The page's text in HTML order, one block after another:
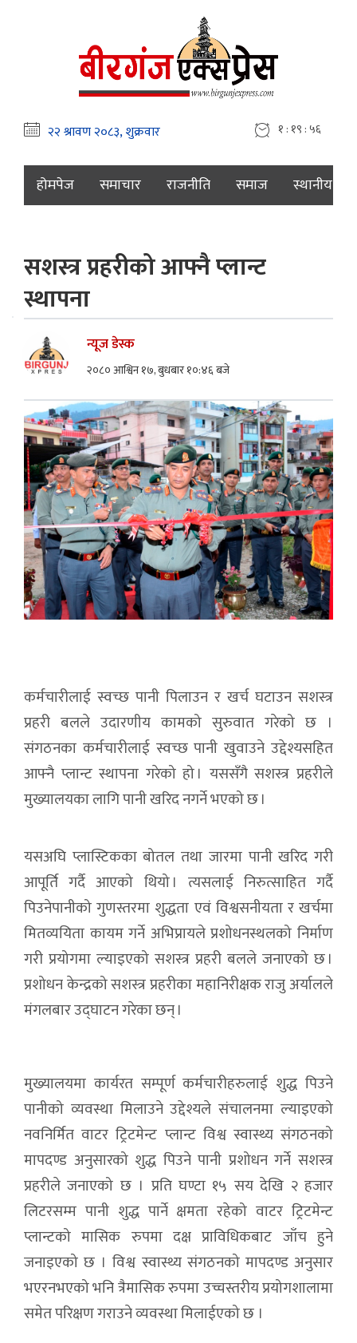
१ : १९ : ५८
होमपेज समाचार राजनीति समाज स्थानीय
सशस्त्र प्रहरीको आफ्नै प्लान्ट
स्थापना
न्यूज डेस्क
२०८० आश्विन १७, बुधबार १०:४६ बजे
कर्मचारीलाई स्वच्छ पानी पिलाउन र खर्च घटाउन सशस्त्र
प्रहरी बलले उदारणीय कामको सुरुवात गरेको छ ।
संगठनका कर्मचारीलाई स्वच्छ पानी खुवाउने उद्देश्यसहित
आफ्नै प्लान्ट स्थापना गरेको हो । यससँगै सशस्त्र प्रहरीले
मुख्यालयका लागि पानी खरिद नगर्ने भएको छ ।
यसअघि प्लास्टिकका बोतल तथा जारमा पानी खरिद गरी
आपूर्ति गर्दै आएको थियो । त्यसलाई निरुत्साहित गर्दै
पिउनेपानीको गुणस्तरमा शुद्धता एवं विश्वसनीयता र खर्चमा
मितव्ययिता कायम गर्ने अभिप्रायले प्रशोधनस्थलको निर्माण
गरी प्रयोगमा ल्याइएको सशस्त्र प्रहरी बलले जनाएको छ ।
प्रशोधन केन्द्रको सशस्त्र प्रहरीका महानिरीक्षक राजु अर्यालले
मंगलबार उद्घाटन गरेका छन् ।
मुख्यालयमा कार्यरत सम्पूर्ण कर्मचारीहरुलाई शुद्ध पिउने
पानीको व्यवस्था मिलाउने उद्देश्यले संचालनमा ल्याइएको
नवनिर्मित वाटर ट्रिटमेन्ट प्लान्ट विश्व स्वास्थ्य संगठनको
मापदण्ड अनुसारको शुद्ध पिउने पानी प्रशोधन गर्ने सशस्त्र
प्रहरीले जनाएको छ । प्रति घण्टा १५ सय देखि २ हजार
लिटरसम्म पानी शुद्ध पार्ने क्षमता रहेको वाटर ट्रिटमेन्ट
प्लान्टको मासिक रुपमा दक्ष प्राविधिकबाट जाँच हुने
जनाइएको छ । विश्व स्वास्थ्य संगठनको मापदण्ड अनुसार
भएरनभएको भनि त्रैमासिक रुपमा उच्चस्तरीय प्रयोगशालामा
समेत परिक्षण गराउने व्यवस्था मिलाईएको छ ।